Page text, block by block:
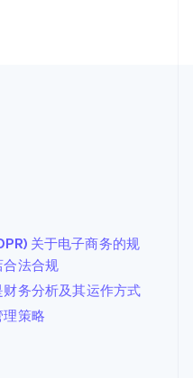
关于电子商务的规
法合规
务分析及其运作方式
策略